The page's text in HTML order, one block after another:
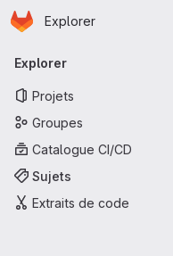
Passer au contenu principal
Page d'accueil
Explorer
Navigation
Explorer
Projets
Groupes
Catalogue CI/CD
Sujets
Extraits de code